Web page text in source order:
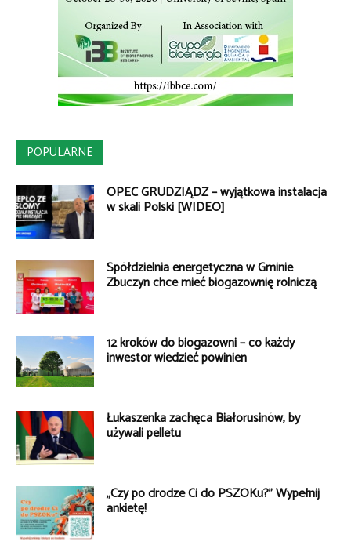
POPULARNE
OPEC GRUDZIĄDZ – wyjątkowa instalacja
w skali Polski [WIDEO]
Spółdzielnia energetyczna w Gminie
Zbuczyn chce mieć biogazownię rolniczą
12 kroków do biogazowni – co każdy
inwestor wiedzieć powinien
Łukaszenka zachęca Białorusinów, by
używali pelletu
„Czy po drodze Ci do PSZOKu?” Wypełnij
ankietę!